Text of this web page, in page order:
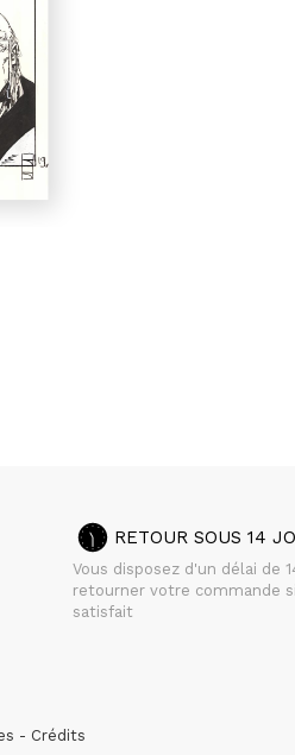
RETOUR SOUS 14
Vous disposez d'un délai de
retourner votre commande
satisfait
Crédits